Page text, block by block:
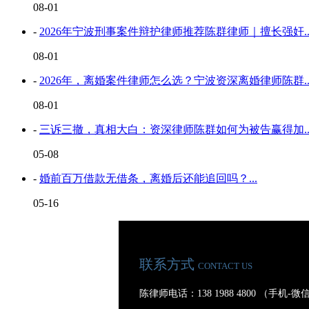
08-01
- 2026年宁波刑事案件辩护律师推荐陈群律师｜擅长强奸
08-01
- 2026年，离婚案件律师怎么选？宁波资深离婚律师陈群
08-01
- 三诉三撤，真相大白：资深律师陈群如何为被告赢得加
05-08
- 婚前百万借款无借条，离婚后还能追回吗？...
05-16
联系方式 CONTACT US
陈律师电话：138 1988 4800 （手机-微